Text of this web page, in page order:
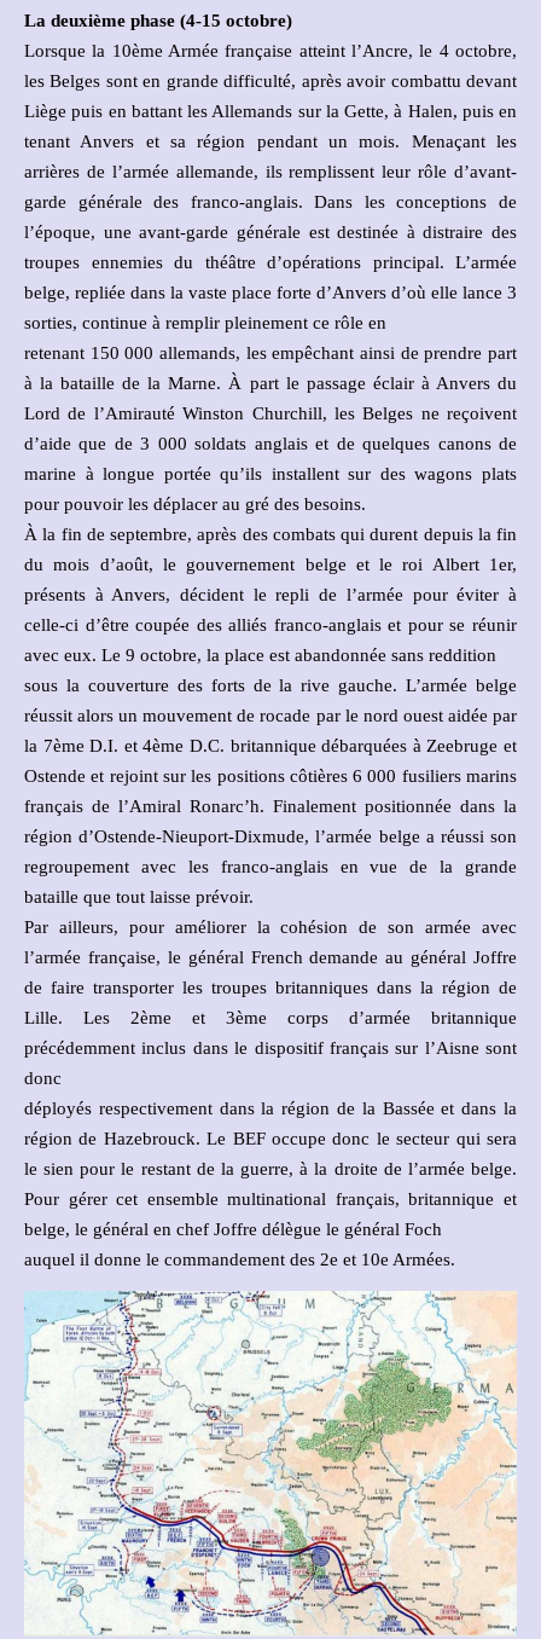
La deuxième phase (4-15 octobre)
Lorsque la 10ème Armée française atteint l’Ancre, le 4 octobre,
les Belges sont en grande difficulté, après avoir combattu devant
Liège puis en battant les Allemands sur la Gette, à Halen, puis en
tenant Anvers et sa région pendant un mois. Menaçant les
arrières de l’armée allemande, ils remplissent leur rôle d’avant-
garde générale des franco-anglais. Dans les conceptions de
l’époque, une avant-garde générale est destinée à distraire des
troupes ennemies du théâtre d’opérations principal. L’armée
belge, repliée dans la vaste place forte d’Anvers d’où elle lance 3
sorties, continue à remplir pleinement ce rôle en
retenant 150 000 allemands, les empêchant ainsi de prendre part
à la bataille de la Marne. À part le passage éclair à Anvers du
Lord de l’Amirauté Winston Churchill, les Belges ne reçoivent
d’aide que de 3 000 soldats anglais et de quelques canons de
marine à longue portée qu’ils installent sur des wagons plats
pour pouvoir les déplacer au gré des besoins.
À la fin de septembre, après des combats qui durent depuis la fin
du mois d’août, le gouvernement belge et le roi Albert 1er,
présents à Anvers, décident le repli de l’armée pour éviter à
celle-ci d’être coupée des alliés franco-anglais et pour se réunir
avec eux. Le 9 octobre, la place est abandonnée sans reddition
sous la couverture des forts de la rive gauche. L’armée belge
réussit alors un mouvement de rocade par le nord ouest aidée par
la 7ème D.I. et 4ème D.C. britannique débarquées à Zeebruge et
Ostende et rejoint sur les positions côtières 6 000 fusiliers marins
français de l’Amiral Ronarc’h. Finalement positionnée dans la
région d’Ostende-Nieuport-Dixmude, l’armée belge a réussi son
regroupement avec les franco-anglais en vue de la grande
bataille que tout laisse prévoir.
Par ailleurs, pour améliorer la cohésion de son armée avec
l’armée française, le général French demande au général Joffre
de faire transporter les troupes britanniques dans la région de
Lille. Les 2ème et 3ème corps d’armée britannique
précédemment inclus dans le dispositif français sur l’Aisne sont
donc
déployés respectivement dans la région de la Bassée et dans la
région de Hazebrouck. Le BEF occupe donc le secteur qui sera
le sien pour le restant de la guerre, à la droite de l’armée belge.
Pour gérer cet ensemble multinational français, britannique et
belge, le général en chef Joffre délègue le général Foch
auquel il donne le commandement des 2e et 10e Armées.